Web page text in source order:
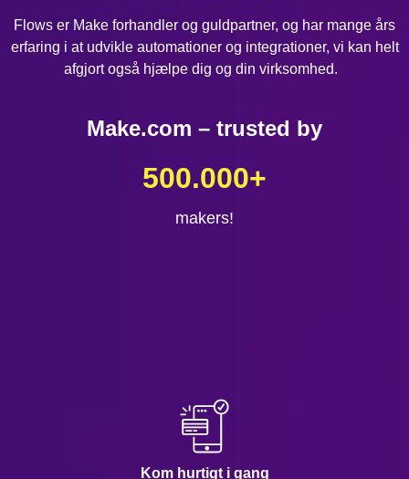
Flows er Make forhandler og guldpartner, og har mange års
erfaring i at udvikle automationer og integrationer, vi kan helt
afgjort også hjælpe dig og din virksomhed.
Make.com – trusted by
makers!
500.000+
Kom hurtigt i gang